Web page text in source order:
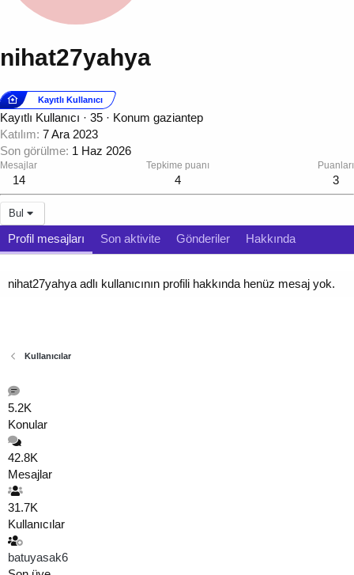
nihat27yahya
Kayıtlı Kullanıcı
Kayıtlı Kullanıcı · 35 · Konum gaziantep
Katılım 7 Ara 2023
Son görülme 1 Haz 2026
Mesajlar
14
Tepkime puanı
4
Puanları
3
Bul
Profil mesajları Son aktivite Gönderiler Hakkında
nihat27yahya adlı kullanıcının profili hakkında henüz mesaj yok.
Kullanıcılar
5.2K
Konular
42.8K
Mesajlar
31.7K
Kullanıcılar
batuyasak6